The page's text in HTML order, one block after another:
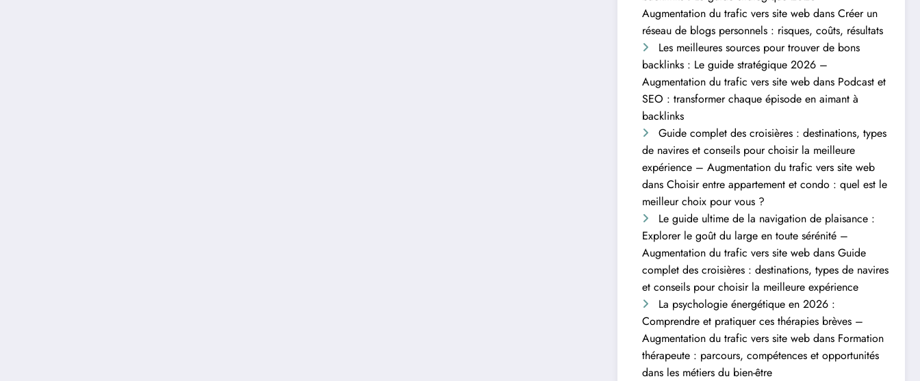
Augmentation du trafic vers site web dansCréer un
réseau de blogs personnels : risques, coûts, résultats
Les meilleures sources pour trouver de bons
backlinks : Le guide stratégique 2026 –
Augmentation du trafic vers site web dans Podcast et
SEO : transformer chaque épisode en aimant à
backlinks
Guide complet des croisières : destinations, types
de navires et conseils pour choisir la meilleure
expérience – Augmentation du trafic vers site web
dansChoisir entre appartement et condo : quel est le
meilleur choix pour vous ?
Le guide ultime de la navigation de plaisance :
Explorer le goût du large en toute sérénité –
Augmentation du trafic vers site web dansGuide
complet des croisières : destinations, types de navires
et conseils pour choisir la meilleure expérience
La psychologie énergétique en 2026 :
Comprendre et pratiquer ces thérapies brèves –
Augmentation du trafic vers site web dans Formation
thérapeute : parcours, compétences et opportunités
dans les métiers du bien-être